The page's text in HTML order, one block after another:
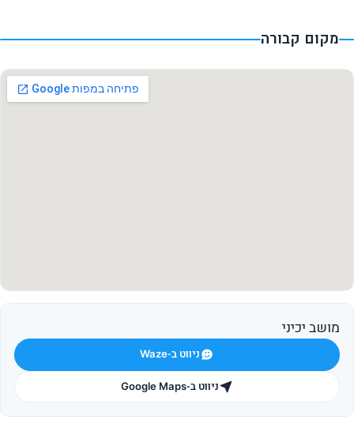
מקום קבורה
מושב יכיני
ניווט ב-Waze
ניווט ב-Google Maps